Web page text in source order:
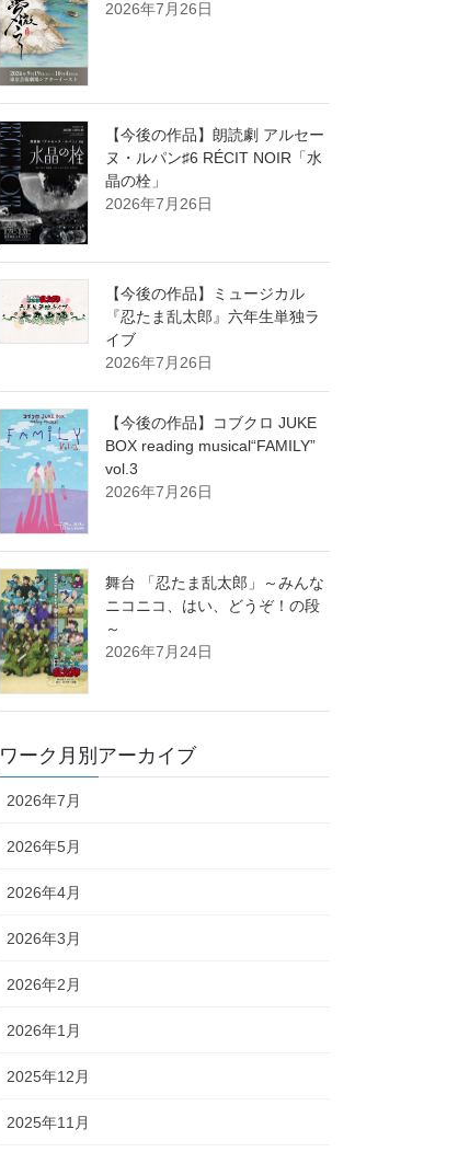
2026年7月26日
【今後の作品】朗読劇 アルセー
ヌ・ルパン♯6 RÉCIT NOIR「水
晶の栓」
2026年7月26日
【今後の作品】ミュージカル
『忍たま乱太郎』六年生単独ラ
イブ
2026年7月26日
【今後の作品】コブクロ JUKE
BOX reading musical“FAMILY”
vol.3
2026年7月26日
舞台 「忍たま乱太郎」～みんな
ニコニコ、はい、どうぞ！の段
～
2026年7月24日
ワーク月別アーカイブ
2026年7月
2026年5月
2026年4月
2026年3月
2026年2月
2026年1月
2025年12月
2025年11月